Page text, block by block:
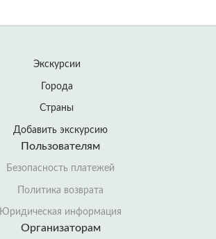
Экскурсии
Города
Страны
Добавить экскурсию
Пользователям
Безопасность платежей
Политика возврата
Юридическая информация
Организаторам